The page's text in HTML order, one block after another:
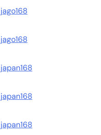
jago168
jago168
japan168
japan168
japan168